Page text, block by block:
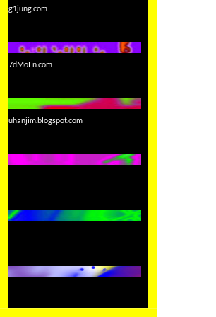
g1jung.com
7dMoEn.com
uhanjim.blogspot.com